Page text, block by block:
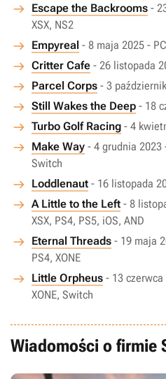
Escape the Backrooms -
XSX, NS2
Empyreal - 8 maja 2025 -
Critter Cafe - 26 listopada
Parcel Corps - 3
Still Wakes the Deep - 18
Turbo Golf Racing - 4
Make Way - 4 grudnia 2023
Switch
Loddlenaut - 16 listopada
A Little to the Left - 8
XSX, PS4, PS5, iOS, AND
Eternal Threads - 19 maja
PS4, XONE
Little Orpheus - 13 czerwca
XONE, Switch
Wiadomości o firmie